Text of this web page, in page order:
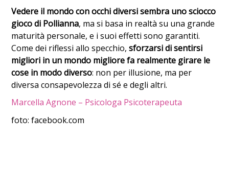
Vedere il mondo con occhi diversi sembra uno sciocco
gioco di Pollianna, ma si basa in realtà su una grande
maturità personale, e i suoi effetti sono garantiti.
Come dei riflessi allo specchio, sforzarsi di sentirsi
migliori in un mondo migliore fa realmente girare le
cose in modo diverso: non per illusione, ma per
diversa consapevolezza di sé e degli altri.
Marcella Agnone – Psicologa Psicoterapeuta
foto: facebook.com